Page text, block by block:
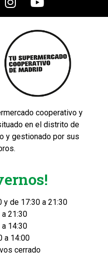
cooperativo y
en el distrito de
y gestionado por sus
y de 17:30 a 21:30
21:30
14:30
a 14:00
cerrado